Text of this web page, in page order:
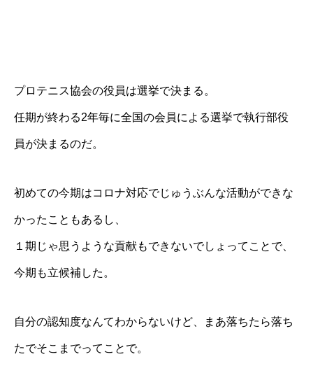
プロテニス協会の役員は選挙で決まる。
任期が終わる2年毎に全国の会員による選挙で執行部役
員が決まるのだ。
初めての今期はコロナ対応でじゅうぶんな活動ができな
かったこともあるし、
１期じゃ思うような貢献もできないでしょってことで、
今期も立候補した。
自分の認知度なんてわからないけど、まあ落ちたら落ち
たでそこまでってことで。